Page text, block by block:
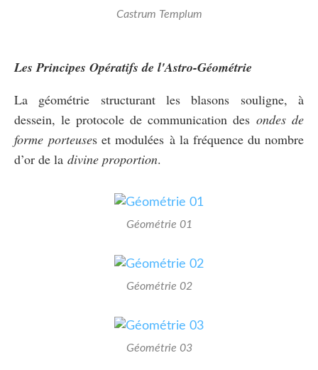
Castrum Templum
Les Principes Opératifs de l'Astro-Géométrie
La géométrie structurant les blasons souligne, à
dessein, le protocole de communication des ondes de
forme porteuses et modulées à la fréquence du nombre
d’or de la divine proportion.
Géométrie 01
Géométrie 02
Géométrie 03